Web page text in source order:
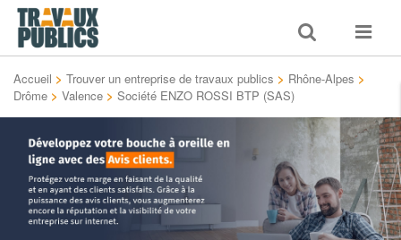
Toggle
search
Toggle
Accueil > Trouver un entreprise de travaux publics > Rhône-Alpes >
Drôme > Valence > Société ENZO ROSSI BTP (SAS)